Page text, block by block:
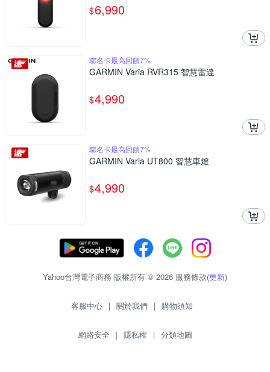
$6,990
聯名卡最高回饋7%
GARMIN Varia RVR315 智慧雷達
$4,990
聯名卡最高回饋7%
GARMIN Varia UT800 智慧車燈
$4,990
Yahoo台灣電子商務 版權所有 © 2026 服務條款(更新)
客服中心 | 關於我們 | 購物須知
網路安全 | 隱私權 | 分類地圖